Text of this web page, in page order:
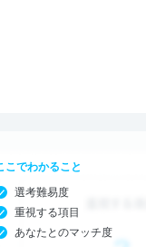
こでわかること
選考難易度
重視する項目
あなたとのマッチ度